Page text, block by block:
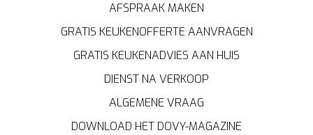
AFSPRAAK MAKEN
GRATIS KEUKENOFFERTE AANVRAGEN
GRATIS KEUKENADVIES AAN HUIS
DIENST NA VERKOOP
ALGEMENE VRAAG
DOWNLOAD HET DOVY-MAGAZINE